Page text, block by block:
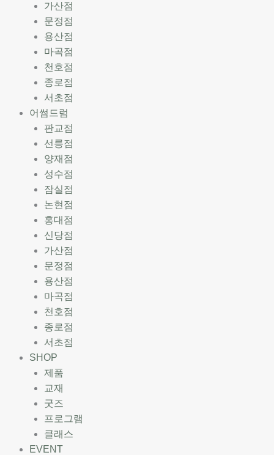
가산점
문정점
용산점
마곡점
천호점
종로점
서초점
어썸드럼
판교점
선릉점
양재점
성수점
잠실점
논현점
홍대점
신당점
가산점
문정점
용산점
마곡점
천호점
종로점
서초점
SHOP
제품
교재
굿즈
프로그램
클래스
EVENT